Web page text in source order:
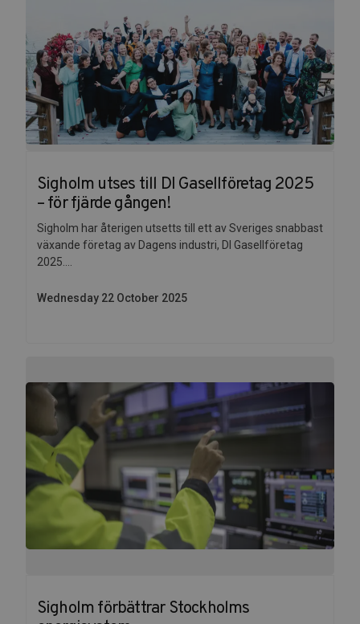
Sigholm utses till DI Gasellföretag 2025
– för fjärde gången!
Sigholm har återigen utsetts till ett av Sveriges snabbast
växande företag av Dagens industri, DI Gasellföretag
2025....
Wednesday 22 October 2025
Sigholm förbättrar Stockholms